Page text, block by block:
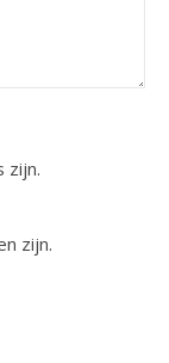
zijn.
zijn.